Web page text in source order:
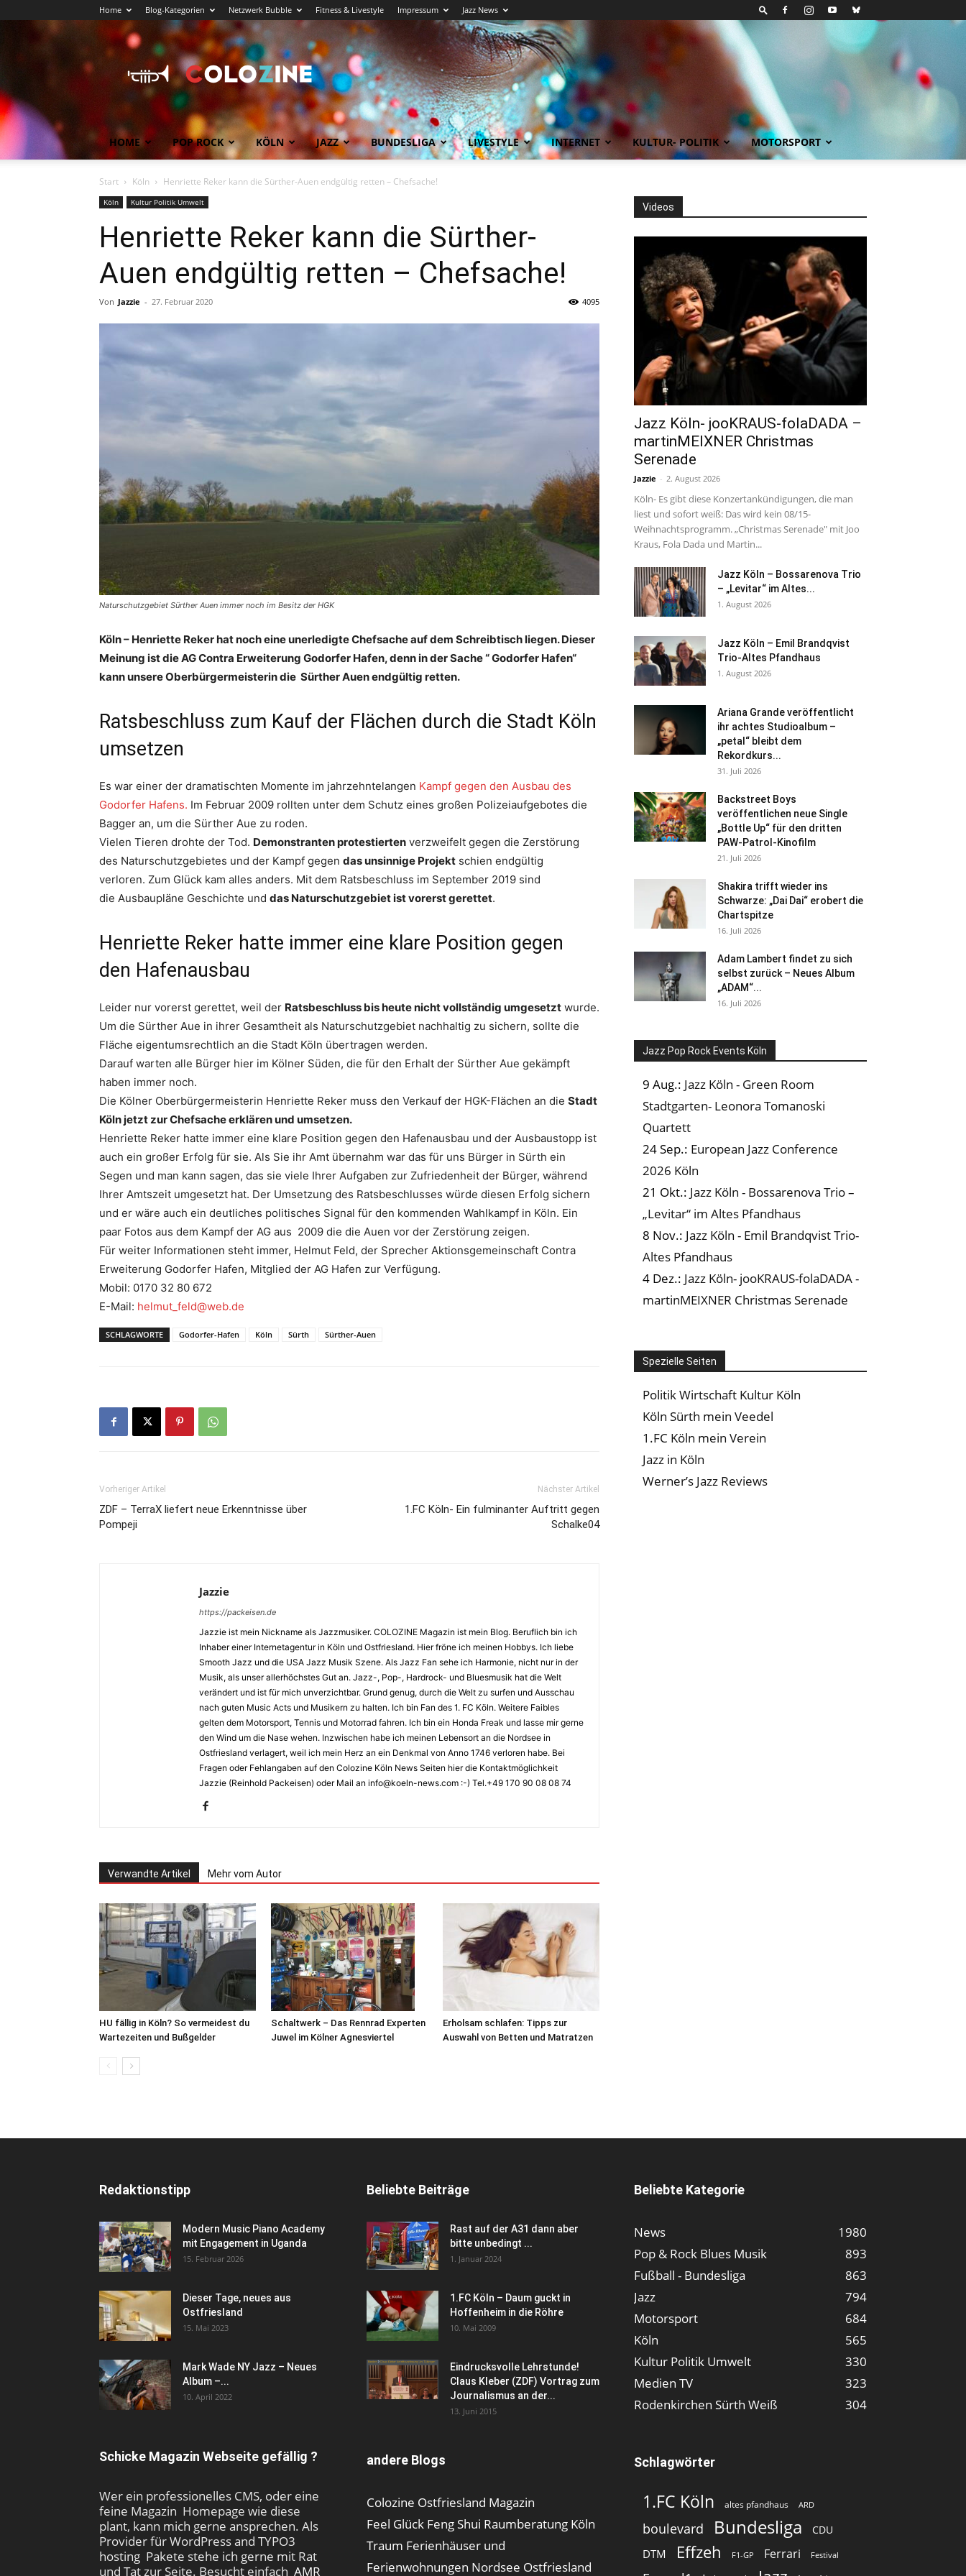
Home Blog-Kategorien Netzwerk Bubble Fitness & Livestyle Impressum Jazz News
Köln
News
COLOZINE
Magazin
HOME POP ROCK KÖLN JAZZ BUNDESLIGA LIVESTYLE INTERNET KULTUR- POLITIK MOTORSPORT
Start Köln Henriette Reker kann die Sürther-Auen endgültig retten – Chefsache!
Köln Kultur Politik Umwelt
Henriette Reker kann die Sürther-
Auen endgültig retten – Chefsache!
Von Jazzie - 27. Februar 2020 4095
Naturschutzgebiet Sürther Auen immer noch im Besitz der HGK
Köln – Henriette Reker hat noch eine unerledigte Chefsache auf dem Schreibtisch liegen. Dieser
Meinung ist die AG Contra Erweiterung Godorfer Hafen, denn in der Sache “ Godorfer Hafen“
kann unsere Oberbürgermeisterin die Sürther Auen endgültig retten.
Ratsbeschluss zum Kauf der Flächen durch die Stadt Köln
umsetzen
Es war einer der dramatischten Momente im jahrzehntelangen Kampf gegen den Ausbau des
Godorfer Hafens. Im Februar 2009 rollten unter dem Schutz eines großen Polizeiaufgebotes die
Bagger an, um die Sürther Aue zu roden.
Vielen Tieren drohte der Tod. Demonstranten protestierten verzweifelt gegen die Zerstörung
des Naturschutzgebietes und der Kampf gegen das unsinnige Projekt schien endgültig
verloren. Zum Glück kam alles anders. Mit dem Ratsbeschluss im September 2019 sind
die Ausbaupläne Geschichte und das Naturschutzgebiet ist vorerst gerettet.
Henriette Reker hatte immer eine klare Position gegen
den Hafenausbau
Leider nur vorerst gerettet, weil der Ratsbeschluss bis heute nicht vollständig umgesetzt wurde.
Um die Sürther Aue in ihrer Gesamtheit als Naturschutzgebiet nachhaltig zu sichern, sollte die
Fläche eigentumsrechtlich an die Stadt Köln übertragen werden.
Darauf warten alle Bürger hier im Kölner Süden, die für den Erhalt der Sürther Aue gekämpft
haben immer noch.
Die Kölner Oberbürgermeisterin Henriette Reker muss den Verkauf der HGK-Flächen an die Stadt
Köln jetzt zur Chefsache erklären und umsetzen.
Henriette Reker hatte immer eine klare Position gegen den Hafenausbau und der Ausbaustopp ist
auch ein großer Erfolg für sie. Als Sie ihr Amt übernahm war das für uns Bürger in Sürth ein
Segen und man kann sagen, das sie viele Ihrer Aufgaben zur Zufriedenheit der Bürger, während
Ihrer Amtszeit umgesetzt hat. Der Umsetzung des Ratsbeschlusses würde diesen Erfolg sichern
und er wäre auch ein deutliches politisches Signal für den kommenden Wahlkampf in Köln. Ein
paar Fotos aus dem Kampf der AG aus 2009 die die Auen vor der Zerstörung zeigen.
Für weiter Informationen steht immer, Helmut Feld, der Sprecher Aktionsgemeinschaft Contra
Erweiterung Godorfer Hafen, Mitglied der AG Hafen zur Verfügung.
Mobil: 0170 32 80 672
E-Mail: helmut_feld@web.de
SCHLAGWORTE Godorfer-Hafen Köln Sürth Sürther-Auen
Vorheriger Artikel
ZDF – TerraX liefert neue Erkenntnisse über
Pompeji
Nächster Artikel
1.FC Köln- Ein fulminanter Auftritt gegen
Schalke04
Jazzie
https://packeisen.de
Jazzie ist mein Nickname als Jazzmusiker. COLOZINE Magazin ist mein Blog. Beruflich bin ich
Inhaber einer Internetagentur in Köln und Ostfriesland. Hier fröne ich meinen Hobbys. Ich liebe
Smooth Jazz und die USA Jazz Musik Szene. Als Jazz Fan sehe ich Harmonie, nicht nur in der
Musik, als unser allerhöchstes Gut an. Jazz-, Pop-, Hardrock- und Bluesmusik hat die Welt
verändert und ist für mich unverzichtbar. Grund genug, durch die Welt zu surfen und Ausschau
nach guten Music Acts und Musikern zu halten. Ich bin Fan des 1. FC Köln. Weitere Faibles
gelten dem Motorsport, Tennis und Motorrad fahren. Ich bin ein Honda Freak und lasse mir gerne
den Wind um die Nase wehen. Inzwischen habe ich meinen Lebensort an die Nordsee in
Ostfriesland verlagert, weil ich mein Herz an ein Denkmal von Anno 1746 verloren habe. Bei
Fragen oder Fehlangaben auf den Colozine Köln News Seiten hier die Kontaktmöglichkeit
Jazzie (Reinhold Packeisen) oder Mail an info@koeln-news.com :-) Tel.+49 170 90 08 08 74
Verwandte Artikel Mehr vom Autor
HU fällig in Köln? So vermeidest du
Wartezeiten und Bußgelder
Schaltwerk – Das Rennrad Experten
Juwel im Kölner Agnesviertel
Erholsam schlafen: Tipps zur
Auswahl von Betten und Matratzen
Videos
Jazz Köln- jooKRAUS-folaDADA –
martinMEIXNER Christmas
Serenade
Jazzie - 2. August 2026
Köln- Es gibt diese Konzertankündigungen, die man
liest und sofort weiß: Das wird kein 08/15-
Weihnachtsprogramm. „Christmas Serenade" mit Joo
Kraus, Fola Dada und Martin...
Jazz Köln – Bossarenova Trio
– „Levitar“ im Altes...
1. August 2026
Jazz Köln – Emil Brandqvist
Trio-Altes Pfandhaus
1. August 2026
Ariana Grande veröffentlicht
ihr achtes Studioalbum –
„petal“ bleibt dem
Rekordkurs...
31. Juli 2026
Backstreet Boys
veröffentlichen neue Single
„Bottle Up“ für den dritten
PAW-Patrol-Kinofilm
21. Juli 2026
Shakira trifft wieder ins
Schwarze: „Dai Dai“ erobert die
Chartspitze
16. Juli 2026
Adam Lambert findet zu sich
selbst zurück – Neues Album
„ADAM“...
16. Juli 2026
Jazz Pop Rock Events Köln
9 Aug.: Jazz Köln - Green Room
Stadtgarten- Leonora Tomanoski
Quartett
24 Sep.: European Jazz Conference
2026 Köln
21 Okt.: Jazz Köln - Bossarenova Trio –
„Levitar“ im Altes Pfandhaus
8 Nov.: Jazz Köln - Emil Brandqvist Trio-
Altes Pfandhaus
4 Dez.: Jazz Köln- jooKRAUS-folaDADA -
martinMEIXNER Christmas Serenade
Spezielle Seiten
Politik Wirtschaft Kultur Köln
Köln Sürth mein Veedel
1.FC Köln mein Verein
Jazz in Köln
Werner’s Jazz Reviews
Redaktionstipp
Modern Music Piano Academy
mit Engagement in Uganda
15. Februar 2026
Dieser Tage, neues aus
Ostfriesland
15. Mai 2023
Mark Wade NY Jazz – Neues
Album –...
10. April 2022
Schicke Magazin Webseite gefällig ?
Wer ein professionelles CMS, oder eine
feine Magazin Homepage wie diese
plant, kann mich gerne ansprechen. Als
Provider für WordPress and TYPO3
hosting Pakete stehe ich gerne mit Rat
und Tat zur Seite. Besucht einfach AMR
Beliebte Beiträge
Rast auf der A31 dann aber
bitte unbedingt ...
1. Januar 2024
1.FC Köln – Daum guckt in
Hoffenheim in die Röhre
10. Mai 2009
Eindrucksvolle Lehrstunde!
Claus Kleber (ZDF) Vortrag zum
Journalismus an der...
13. Juni 2015
andere Blogs
Colozine Ostfriesland Magazin
Feel Glück Feng Shui Raumberatung Köln
Traum Ferienhäuser und
Ferienwohnungen Nordsee Ostfriesland
Beliebte Kategorie
News
1980
Pop & Rock Blues Musik
893
Fußball - Bundesliga
863
Jazz
794
Motorsport
684
Köln
565
Kultur Politik Umwelt
330
Medien TV
323
Rodenkirchen Sürth Weiß
304
Schlagwörter
1.FC Köln altes pfandhaus ARD
boulevard Bundesliga CDU
DTM Effzeh F1-GP Ferrari Festival